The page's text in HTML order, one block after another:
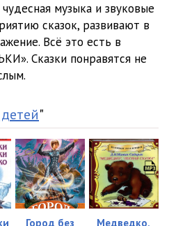
музыка и звуковые
сказок, развивают в
Всё это есть в
Сказки понравятся не
"
Город без
Медведко,